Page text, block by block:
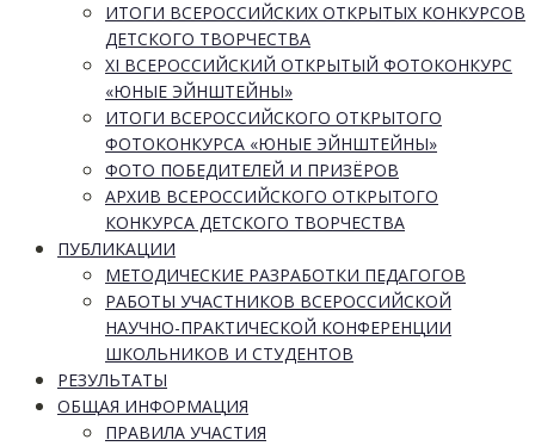
ИТОГИ ВСЕРОССИЙСКИХ ОТКРЫТЫХ КОНКУРСОВ
ДЕТСКОГО ТВОРЧЕСТВА
XI ВСЕРОССИЙСКИЙ ОТКРЫТЫЙ ФОТОКОНКУРС
«ЮНЫЕ ЭЙНШТЕЙНЫ»
ИТОГИ ВСЕРОССИЙСКОГО ОТКРЫТОГО
ФОТОКОНКУРСА «ЮНЫЕ ЭЙНШТЕЙНЫ»
ФОТО ПОБЕДИТЕЛЕЙ И ПРИЗЁРОВ
АРХИВ ВСЕРОССИЙСКОГО ОТКРЫТОГО
КОНКУРСА ДЕТСКОГО ТВОРЧЕСТВА
ПУБЛИКАЦИИ
МЕТОДИЧЕСКИЕ РАЗРАБОТКИ ПЕДАГОГОВ
РАБОТЫ УЧАСТНИКОВ ВСЕРОССИЙСКОЙ
НАУЧНО-ПРАКТИЧЕСКОЙ КОНФЕРЕНЦИИ
ШКОЛЬНИКОВ И СТУДЕНТОВ
РЕЗУЛЬТАТЫ
ОБЩАЯ ИНФОРМАЦИЯ
ПРАВИЛА УЧАСТИЯ